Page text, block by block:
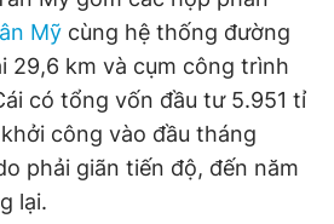
điện thoại
Mỹ cùng hệ thống đường
29,6 km và cụm công trình
có tổng vốn đầu tư 5.951 tỉ
công vào đầu tháng
phải giãn tiến độ, đến năm
lại.